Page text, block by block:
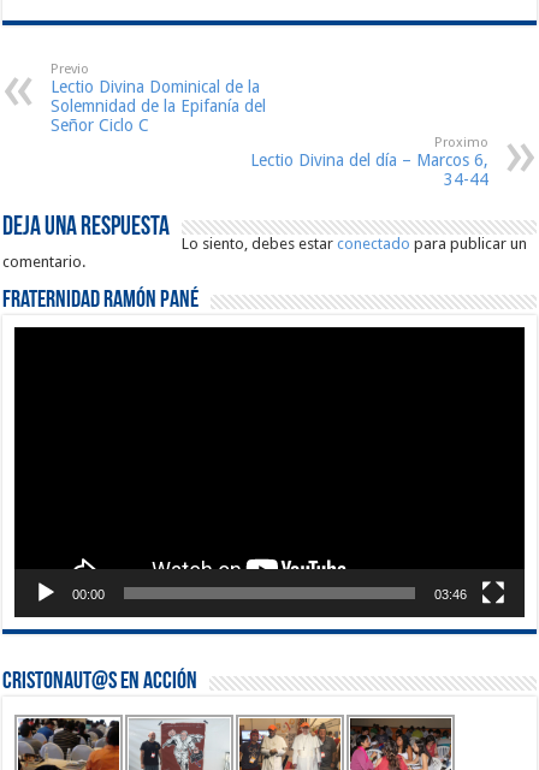
Previo
Lectio Divina Dominical de la
Solemnidad de la Epifanía del
Señor Ciclo C
Proximo
Lectio Divina del día – Marcos 6,
34-44
Deja una respuesta
Lo siento, debes estarconectado para publicar un
comentario.
Fraternidad Ramón Pané
00:00 03:46
Cristonaut@s en Acción